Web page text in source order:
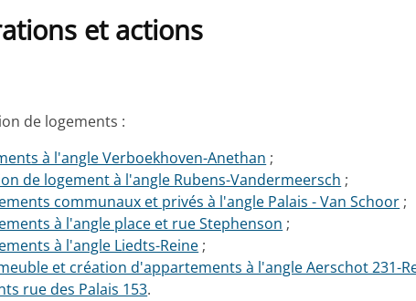
et actions
de logements :
à l'angle Verboekhoven-Anethan ;
de logement à l'angle Rubens-Vandermeersch ;
communaux et privés à l'angle Palais - Van Schoor ;
à l'angle place et rue Stephenson ;
à l'angle Liedts-Reine ;
et création d'appartements à l'angle Aerschot 231-
rue des Palais 153.